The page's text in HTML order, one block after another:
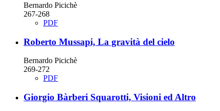
Bernardo Picichè
267-268
PDF
Roberto Mussapi, La gravità del cielo
Bernardo Picichè
269-272
PDF
Giorgio Bàrberi Squarotti, Visioni ed Altro